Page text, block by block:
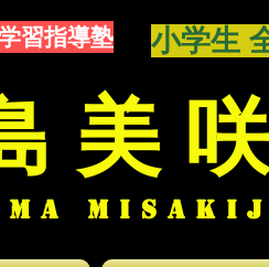
習指導塾 小学生
美